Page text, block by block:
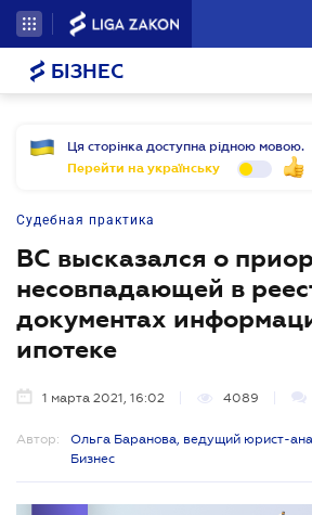
БІЗНЕС
Ця сторінка доступна рідною мовою.
Перейти на українську
Судебная практика
ВС высказался о
несовпадающей в
документах
ипотеке
1 марта 2021, 16:02 4089
Автор:
Ольга Баранова, ведущий юрист-
Бизнес